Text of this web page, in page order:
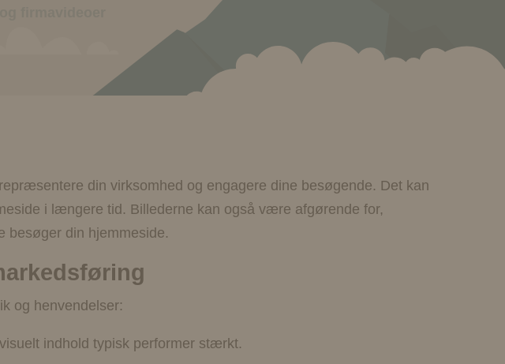
din virksomhed og engagere dine besøgende. Det kan
i længere tid. Billederne kan også være afgørende for,
besøger din hjemmeside.
og henvendelser:
indhold typisk performer stærkt.